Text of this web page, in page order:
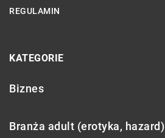
REGULAMIN
KATEGORIE
Biznes
Branża adult (erotyka, hazard)